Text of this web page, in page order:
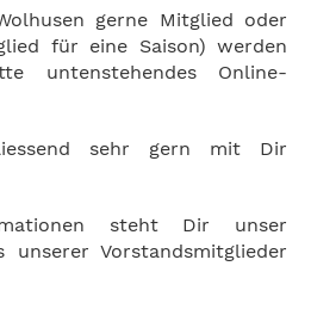
gerne Mitglied oder
für eine Saison) werden
untenstehendes Online-
sehr gern mit Dir
steht Dir unser
unserer Vorstandsmitglieder